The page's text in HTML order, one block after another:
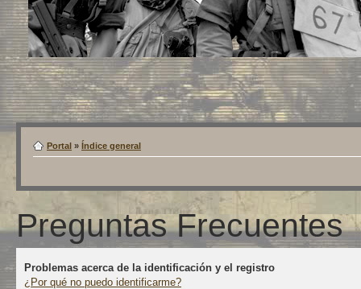
Portal » Índice general
Preguntas Frecuentes
Problemas acerca de la identificación y el registro
¿Por qué no puedo identificarme?